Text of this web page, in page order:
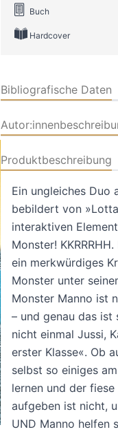
Buch
Hardcover
Bibliografische Daten
Produktbeschreibung
Ein ungleiches Duo
bebildert von
interaktiven
Monster!
ein merkwürdiges
Monster unter
Monster Manno ist
– und genau das ist
nicht einmal Jussi,
erster Klasse«. Ob
selbst so einiges
lernen und der
aufgeben ist nicht,
UND Manno helfen